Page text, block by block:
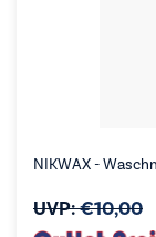
NIKWAX -
UVP:€10,00